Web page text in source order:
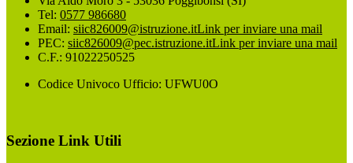
Tel: 0577 986680
Email: siic826009@istruzione.itLink per inviare una mail
PEC: siic826009@pec.istruzione.itLink per inviare una mail
C.F.: 91022250525
Codice Univoco Ufficio: UFWU0O
Sezione Link Utili